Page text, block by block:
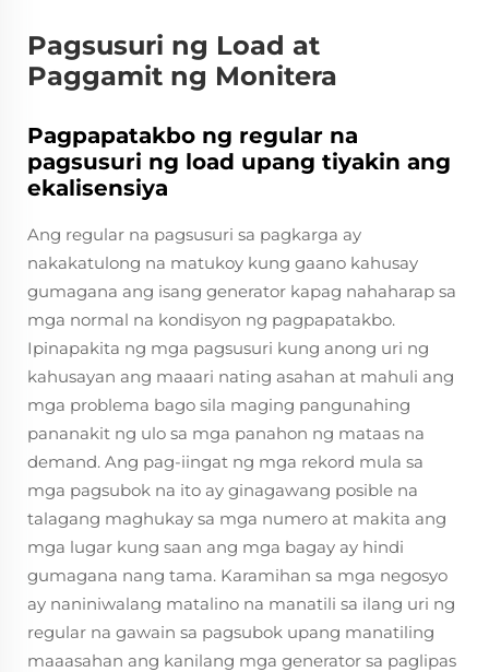
Pagsusuri ng Load at
Paggamit ng Monitera
Pagpapatakbo ng regular na
pagsusuri ng load upang tiyakin ang
ekalisensiya
Ang regular na pagsusuri sa pagkarga ay
nakakatulong na matukoy kung gaano kahusay
gumagana ang isang generator kapag nahaharap sa
mga normal na kondisyon ng pagpapatakbo.
Ipinapakita ng mga pagsusuri kung anong uri ng
kahusayan ang maaari nating asahan at mahuli ang
mga problema bago sila maging pangunahing
pananakit ng ulo sa mga panahon ng mataas na
demand. Ang pag-iingat ng mga rekord mula sa
mga pagsubok na ito ay ginagawang posible na
talagang maghukay sa mga numero at makita ang
mga lugar kung saan ang mga bagay ay hindi
gumagana nang tama. Karamihan sa mga negosyo
ay naniniwalang matalino na manatili sa ilang uri ng
regular na gawain sa pagsubok upang manatiling
maaasahan ang kanilang mga generator sa paglipas